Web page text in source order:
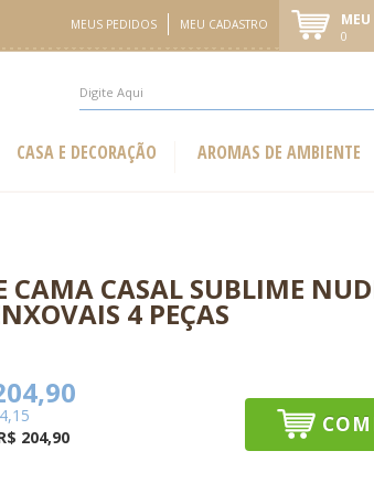
MEUS PEDIDOS MEU CADASTRO
0
CASA E DECORAÇÃO
AROMAS DE AMBIENTE
CAMA CASAL SUBLIME
4 PEÇAS
204,90